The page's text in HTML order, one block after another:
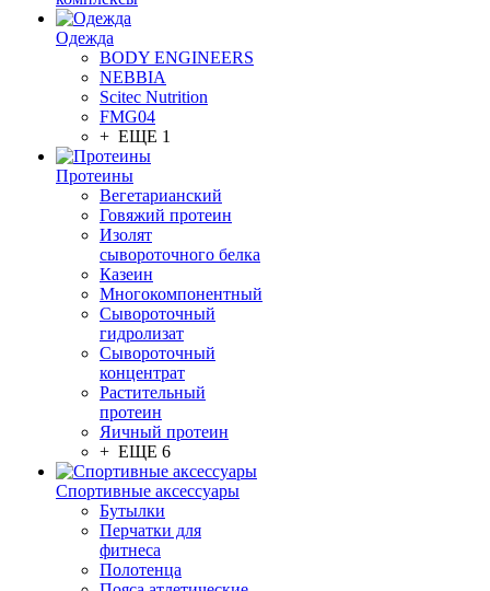
Одежда
BODY ENGINEERS
NEBBIA
Scitec Nutrition
FMG04
+ ЕЩЕ 1
Протеины
Вегетарианский
Говяжий протеин
Изолят
сывороточного белка
Казеин
Многокомпонентный
Сывороточный
гидролизат
Сывороточный
концентрат
Растительный
протеин
Яичный протеин
+ ЕЩЕ 6
Спортивные аксессуары
Бутылки
Перчатки для
фитнеса
Полотенца